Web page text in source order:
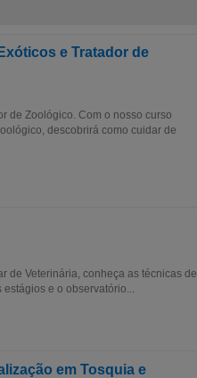
e Tratador de
de Zoológico. Com o nosso curso
descobrirá como cuidar de
de Veterinária, conheça as técnicas de
e o observatório...
em Tosquia e